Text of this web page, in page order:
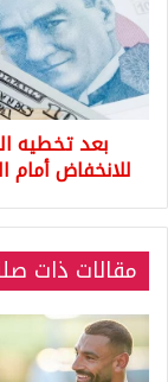
ليرات
للدولار
الواحد
..
الدولار
للانخفاض
الليرة
واليكم
النشرة
اليوم
السبت
للانخفاض أمام
مقالات ذات